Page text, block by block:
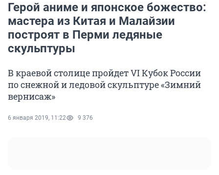
Герой аниме и японское божество:
мастера из Китая и Малайзии
построят в Перми ледяные
скульптуры
В краевой столице пройдет VI Кубок России
по снежной и ледовой скульптуре «Зимний
вернисаж»
6 января 2019, 11:22 9 376